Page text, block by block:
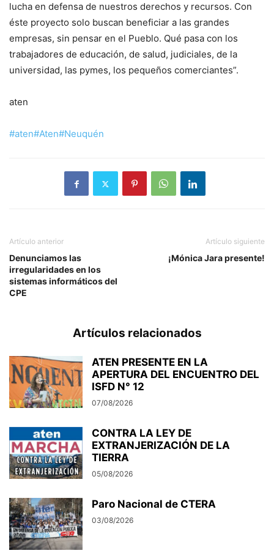
lucha en defensa de nuestros derechos y recursos. Con
éste proyecto solo buscan beneficiar a las grandes
empresas, sin pensar en el Pueblo. Qué pasa con los
trabajadores de educación, de salud, judiciales, de la
universidad, las pymes, los pequeños comerciantes”.
aten
#aten#Aten#Neuquén
Artículo anterior
Denunciamos las
irregularidades en los
sistemas informáticos del
CPE
Artículo siguiente
¡Mónica Jara presente!
Artículos relacionados
ATEN PRESENTE EN LA
APERTURA DEL ENCUENTRO DEL
ISFD N° 12
07/08/2026
CONTRA LA LEY DE
EXTRANJERIZACIÓN DE LA
TIERRA
05/08/2026
Paro Nacional de CTERA
03/08/2026